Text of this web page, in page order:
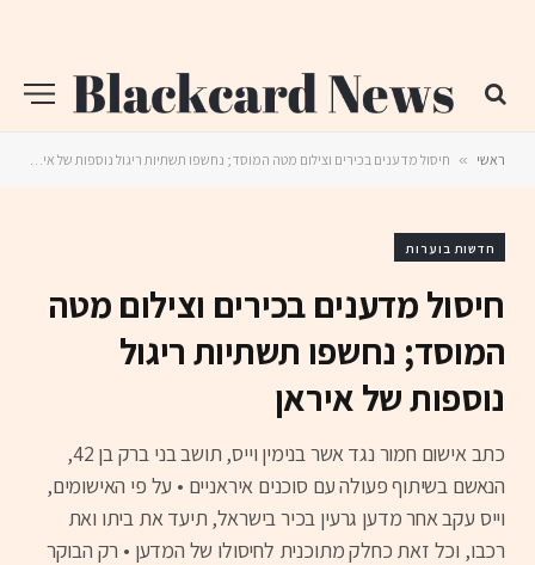
ראשי » חיסול מדענים בכירים וצילום מטה המוסד; נחשפו תשתיות ריגול נוספות של איראן
חדשות בוערות
חיסול מדענים בכירים וצילום מטה
המוסד; נחשפו תשתיות ריגול
נוספות של איראן
כתב אישום חמור נגד אשר בנימין וייס, תושב בני ברק בן 42,
הנאשם בשיתוף פעולה עם סוכנים איראניים • על פי האישומים,
וייס עקב אחר מדען גרעין בכיר בישראל, תיעד את ביתו ואת
רכבו, וכל זאת כחלק מתוכנית לחיסולו של המדען • רק הבוקר